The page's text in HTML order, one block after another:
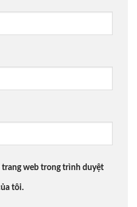
trang web trong trình duyệt
tôi.